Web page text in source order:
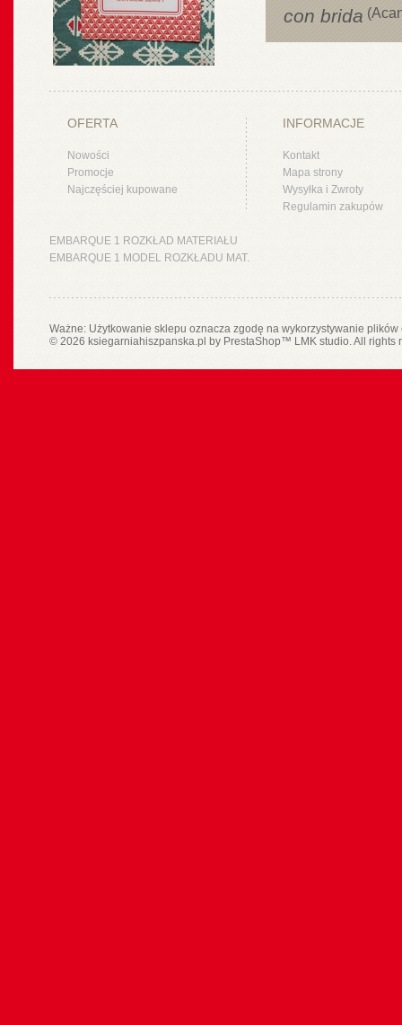
con brida
OFERTA
Nowości
Promocje
Najczęściej kupowane
INFORMACJE
Kontakt
Mapa strony
Wysyłka i Zwroty
Regulamin zakupów
EMBARQUE 1 ROZKŁAD MATERIAŁU
EMBARQUE 1 MODEL ROZKŁADU MAT.
Ważne: Użytkowanie sklepu oznacza zgodę na wykorzystywanie
© 2026 ksiegarniahiszpanska.pl by PrestaShop™ LMK studio. All rights